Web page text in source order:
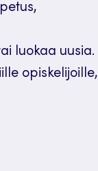
luokaa uusia.
opiskelijoille,